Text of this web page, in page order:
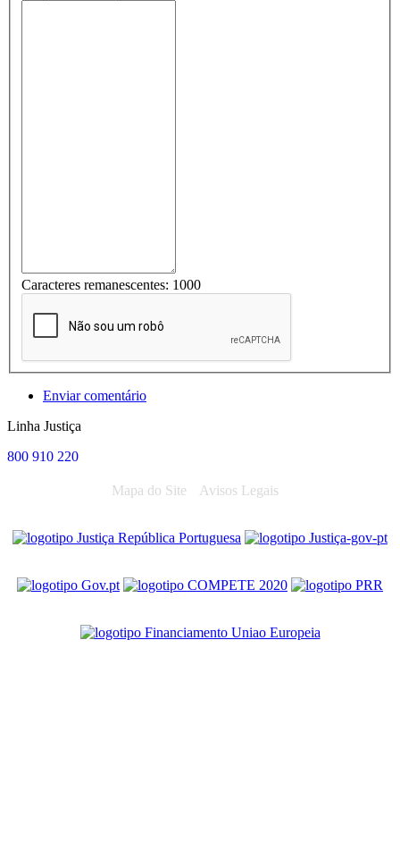
Caracteres remanescentes: 1000
Enviar comentário
Linha Justiça
800 910 220
Mapa do Site Avisos Legais